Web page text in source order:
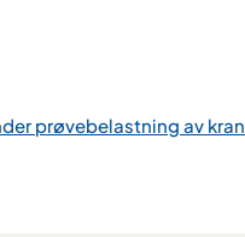
prøvebelastning av kran